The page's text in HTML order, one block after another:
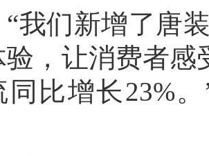
们新增了唐装
，让消费者感
同比增长23%